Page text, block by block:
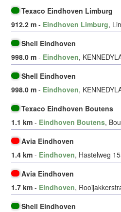
Texaco Eindhoven Limburg
912.2 m - Eindhoven Limburg,
Shell Eindhoven
998.0 m - Eindhoven,
Shell Eindhoven
998.0 m - Eindhoven,
Texaco Eindhoven Boutens
1.1 km - Eindhoven Boutens,
Avia Eindhoven
1.4 km - Eindhoven, Hastelweg
Avia Eindhoven
1.7 km - Eindhoven,
Shell Eindhoven